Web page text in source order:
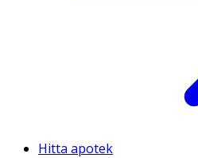
Hitta apotek